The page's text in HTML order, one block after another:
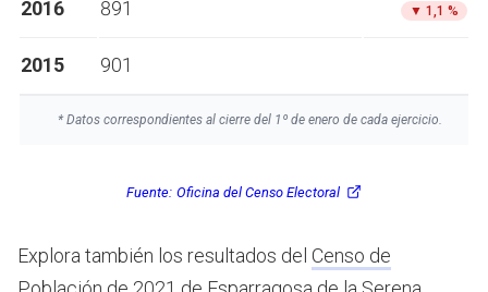
2016 891 ▼ 1,1 %
2015 901
* Datos correspondientes al cierre del 1º de enero de cada ejercicio.
Fuente: Oficina del Censo Electoral
Explora también los resultados del Censo de